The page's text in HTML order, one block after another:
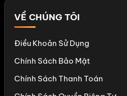
VỀ CHÚNG TÔI
Điều Khoản Sử Dụng
Chính Sách Bảo Mật
Chính Sách Thanh Toán